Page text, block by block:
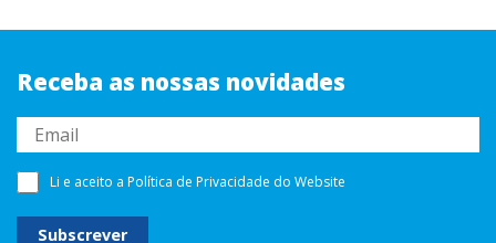
Receba as nossas novidades
Li e aceito a Política de Privacidade do Website